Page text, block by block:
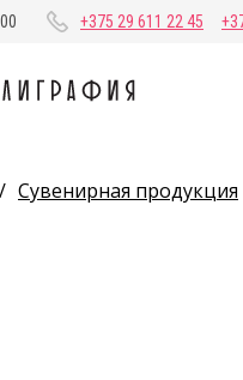
+375 29 611 22 45
/ Сувенирная продукция